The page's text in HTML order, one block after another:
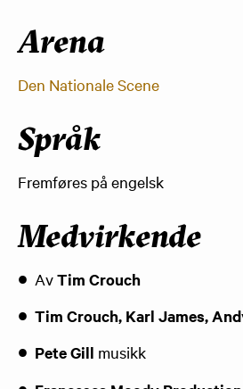
Arena
Den Nationale Scene
Språk
​Fremføres på engelsk
Medvirkende
​AvTim Crouch
Tim Crouch, Karl James,
Pete Gill musikk